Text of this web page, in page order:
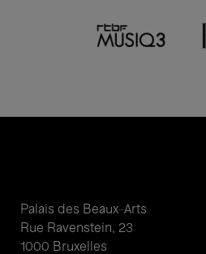
Palais des Beaux-Arts
Rue Ravenstein, 23
1000 Bruxelles